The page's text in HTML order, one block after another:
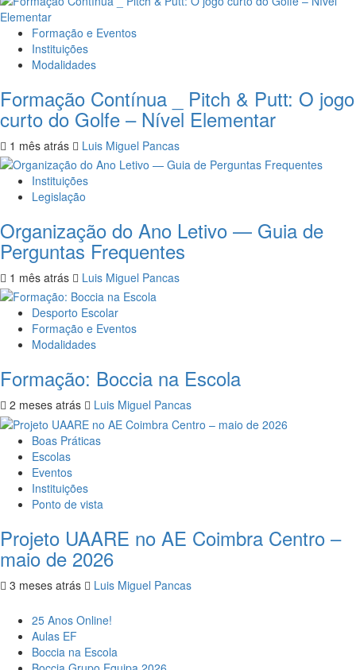
Formação e Eventos
Instituições
Modalidades
Formação Contínua _ Pitch & Putt: O jogo
curto do Golfe – Nível Elementar
1 mês atrás Luis Miguel Pancas
Instituições
Legislação
Organização do Ano Letivo — Guia de
Perguntas Frequentes
1 mês atrás Luis Miguel Pancas
Desporto Escolar
Formação e Eventos
Modalidades
Formação: Boccia na Escola
2 meses atrás Luis Miguel Pancas
Boas Práticas
Escolas
Eventos
Instituições
Ponto de vista
Projeto UAARE no AE Coimbra Centro –
maio de 2026
3 meses atrás Luis Miguel Pancas
25 Anos Online!
Aulas EF
Boccia na Escola